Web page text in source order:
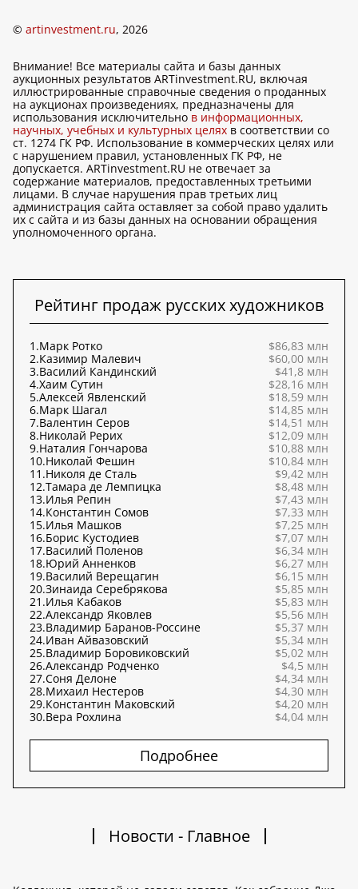
© artinvestment.ru, 2026
Внимание! Все материалы сайта и базы данных
аукционных результатов ARTinvestment.RU, включая
иллюстрированные справочные сведения о проданных
на аукционах произведениях, предназначены для
использования исключительно в информационных,
научных, учебных и культурных целях в соответствии со
ст. 1274 ГК РФ. Использование в коммерческих целях или
с нарушением правил, установленных ГК РФ, не
допускается. ARTinvestment.RU не отвечает за
содержание материалов, предоставленных третьими
лицами. В случае нарушения прав третьих лиц
администрация сайта оставляет за собой право удалить
их с сайта и из базы данных на основании обращения
уполномоченного органа.
Рейтинг продаж русских художников
1.Марк Ротко
$86,83 млн
2.Казимир Малевич
$60,00 млн
3.Василий Кандинский
$41,8 млн
4.Хаим Сутин
$28,16 млн
5.Алексей Явленский
$18,59 млн
6.Марк Шагал
$14,85 млн
7.Валентин Серов
$14,51 млн
8.Николай Рерих
$12,09 млн
9.Наталия Гончарова
$10,88 млн
10.Николай Фешин
$10,84 млн
11.Николя де Сталь
$9,42 млн
12.Тамара де Лемпицка
$8,48 млн
13.Илья Репин
$7,43 млн
14.Константин Сомов
$7,33 млн
15.Илья Машков
$7,25 млн
16.Борис Кустодиев
$7,07 млн
17.Василий Поленов
$6,34 млн
18.Юрий Анненков
$6,27 млн
19.Василий Верещагин
$6,15 млн
20.Зинаида Серебрякова
$5,85 млн
21.Илья Кабаков
$5,83 млн
22.Александр Яковлев
$5,56 млн
23.Владимир Баранов-Россине
$5,37 млн
24.Иван Айвазовский
$5,34 млн
25.Владимир Боровиковский
$5,02 млн
26.Александр Родченко
$4,5 млн
27.Соня Делоне
$4,34 млн
28.Михаил Нестеров
$4,30 млн
29.Константин Маковский
$4,20 млн
30.Вера Рохлина $4,04 млн
Подробнее
Новости - Главное